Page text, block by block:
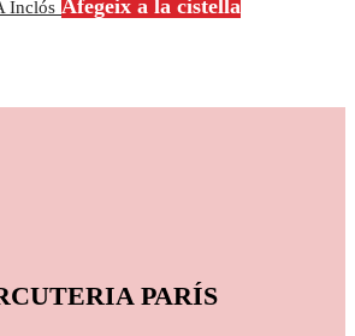
Inclós Afegeix a la cistella
PARÍS